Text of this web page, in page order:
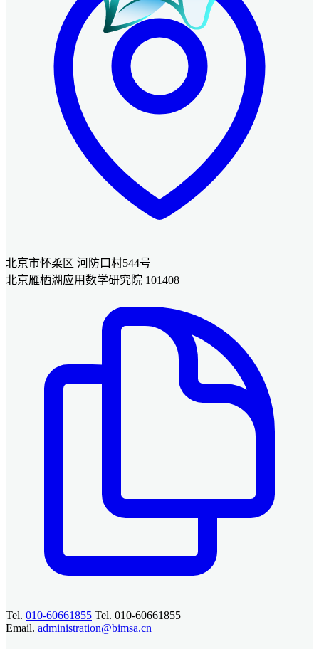
北京市怀柔区 河防口村544号
北京雁栖湖应用数学研究院 101408
Tel. 010-60661855 Tel. 010-60661855
Email. administration@bimsa.cn